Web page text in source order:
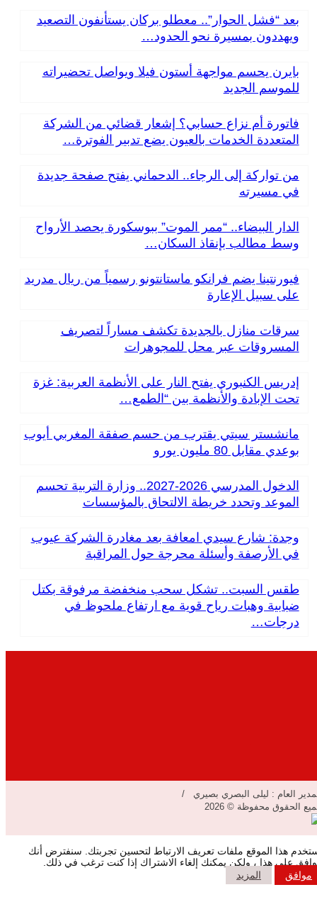
بعد “فشل الحوار”.. معطلو بركان يستأنفون التصعيد
ويهددون بمسيرة نحو الحدود…
بايرن يحسم مواجهة أستون فيلا ويواصل تحضيراته
للموسم الجديد
فاتورة أم نزاع حسابي؟ إشعار قضائي من الشركة
المتعددة الخدمات بالعيون يضع تدبير الفوترة…
من تواركة إلى الرجاء.. الدحماني يفتح صفحة جديدة
في مسيرته
الدار البيضاء.. “ممر الموت” ببوسكورة يحصد الأرواح
وسط مطالب بإنقاذ السكان…
فيورنتينا يضم فرانكو ماستانتونو رسمياً من ريال مدريد
على سبيل الإعارة
سرقات منازل بالجديدة تكشف مساراً لتصريف
المسروقات عبر محل للمجوهرات
إدريس الكنبوري يفتح النار على الأنظمة العربية: غزة
تحت الإبادة والأنظمة بين “الطمع…
مانشستر سيتي يقترب من حسم صفقة المغربي أيوب
بوعدي مقابل 80 مليون يورو
الدخول المدرسي 2026-2027.. وزارة التربية تحسم
الموعد وتحدد خريطة الالتحاق بالمؤسسات
وجدة: شارع سيدي امعافة بعد مغادرة الشركة عيوب
في الأرصفة وأسئلة محرجة حول المراقبة
طقس السبت.. تشكل سحب منخفضة مرفوقة بكتل
ضبابية وهبات رياح قوية مع ارتفاع ملحوظ في
درجات…
العام : ليلى البصري بصيري /
الحقوق محفوظة © 2026
هذا الموقع ملفات تعريف الارتباط لتحسين تجربتك. سنفترض أنك
على هذا ، ولكن يمكنك إلغاء الاشتراك إذا كنت ترغب في ذلك.
موافق
المزيد